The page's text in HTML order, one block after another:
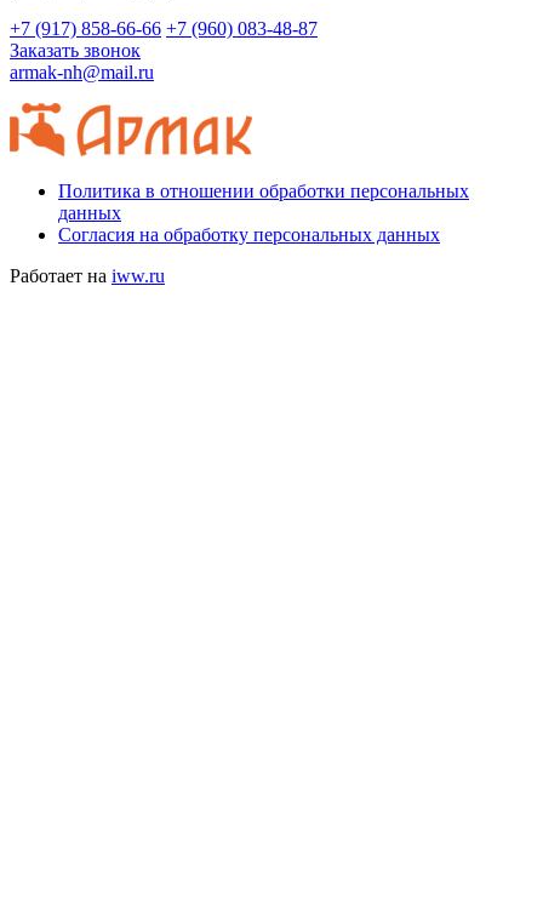
+7 (917) 858-66-66 +7 (960) 083-48-87
Заказать звонок
armak-nh@mail.ru
Политика в отношении обработки персональных
данных
Согласия на обработку персональных данных
Работает на iww.ru